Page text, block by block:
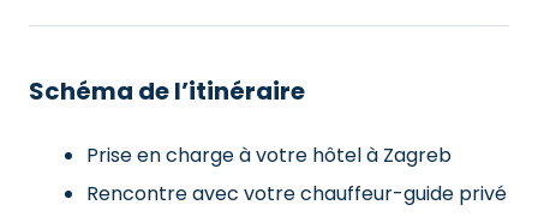
Schéma de l’itinéraire
Prise en charge à votre hôtel à Zagreb
Rencontre avec votre chauffeur-guide privé